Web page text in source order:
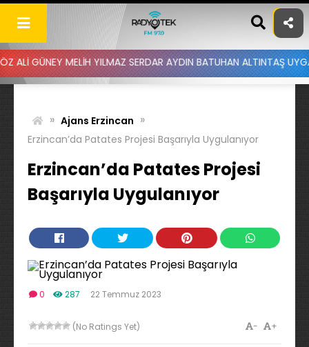
Skip
content
YILMAZ SERDAR AYDIN BATUHAN ALTINTAŞ UYGAR
» Ajans Erzincan »
Erzincan’da Patates Projesi Başarıyla Uygulanıyor
Erzincan’da Patates Projesi
Başarıyla Uygulanıyor
0 287 22 Temmuz 2023
(No Ratings Yet) +
-